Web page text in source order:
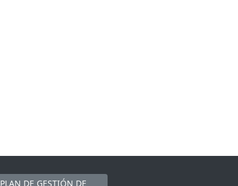
PLAN DE GESTIÓN DE